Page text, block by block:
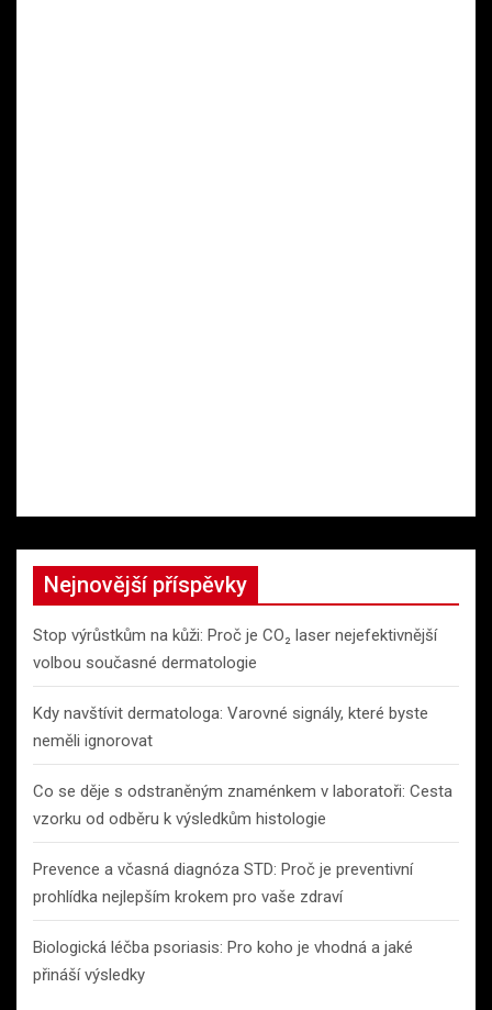
Nejnovější příspěvky
Stop výrůstkům na kůži: Proč je CO₂ laser nejefektivnější
volbou současné dermatologie
Kdy navštívit dermatologa: Varovné signály, které byste
neměli ignorovat
Co se děje s odstraněným znaménkem v laboratoři: Cesta
vzorku od odběru k výsledkům histologie
Prevence a včasná diagnóza STD: Proč je preventivní
prohlídka nejlepším krokem pro vaše zdraví
Biologická léčba psoriasis: Pro koho je vhodná a jaké
přináší výsledky